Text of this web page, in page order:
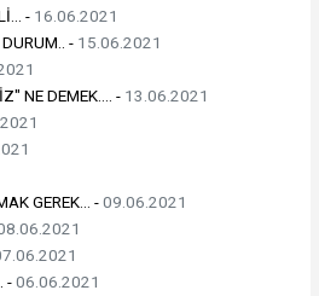
- 16.06.2021
- 15.06.2021
NE DEMEK.... - 13.06.2021
GEREK... -09.06.2021
-06.06.2021